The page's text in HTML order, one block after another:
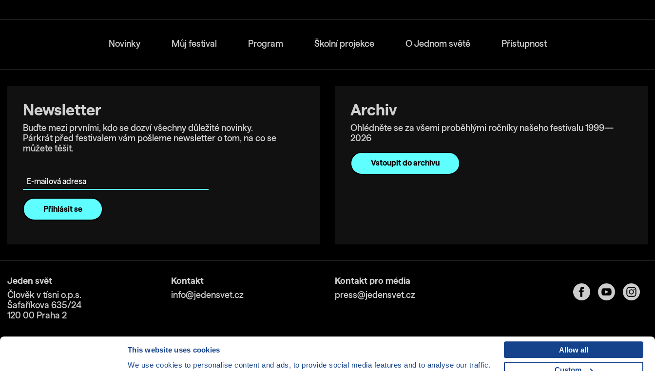
This website uses cookies
We use cookies to personalise content and ads, to provide social media features and to analyse our traffic.
Allow all
Novinky Můj festival Program Školní projekce O Jednom světě Přístupnost
Newsletter
Buďte mezi prvními, kdo se dozví všechny důležité novinky.
Párkrát před festivalem vám pošleme newsletter o tom, na co se
můžete těšit.
Archiv
Ohlédněte se za všemi proběhlými ročníky našeho festivalu 1999—
2026
Vstoupit do archivu
Jeden svět
Člověk v tísni o.p.s.
Šafaříkova 635/24
120 00 Praha 2
Kontakt
info@jedensvet.cz
Kontakt pro média
press@jedensvet.cz